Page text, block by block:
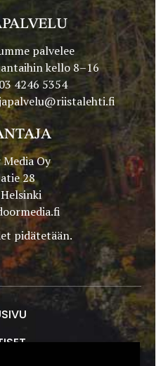
palvelee
kello 8–16
4246 5354
Oy
28
pidätetään.